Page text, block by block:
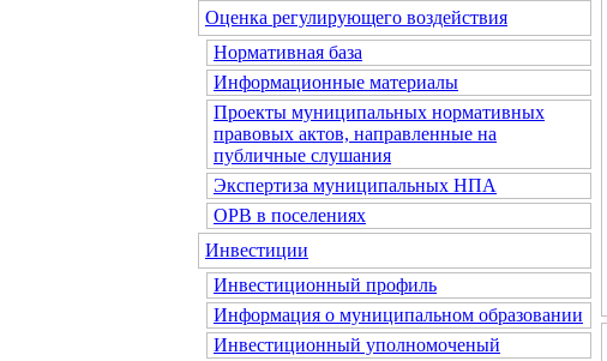
Оценка регулирующего воздействия
Нормативная база
Информационные материалы
Проекты муниципальных нормативных
правовых актов, направленные на
публичные слушания
Экспертиза муниципальных НПА
ОРВ в поселениях
Инвестиции
Инвестиционный профиль
Информация о муниципальном образовании
Инвестиционный уполномоченый